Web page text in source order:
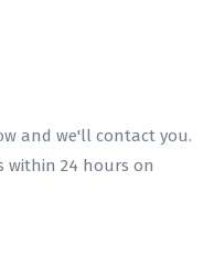
and we'll contact you.
within 24 hours on